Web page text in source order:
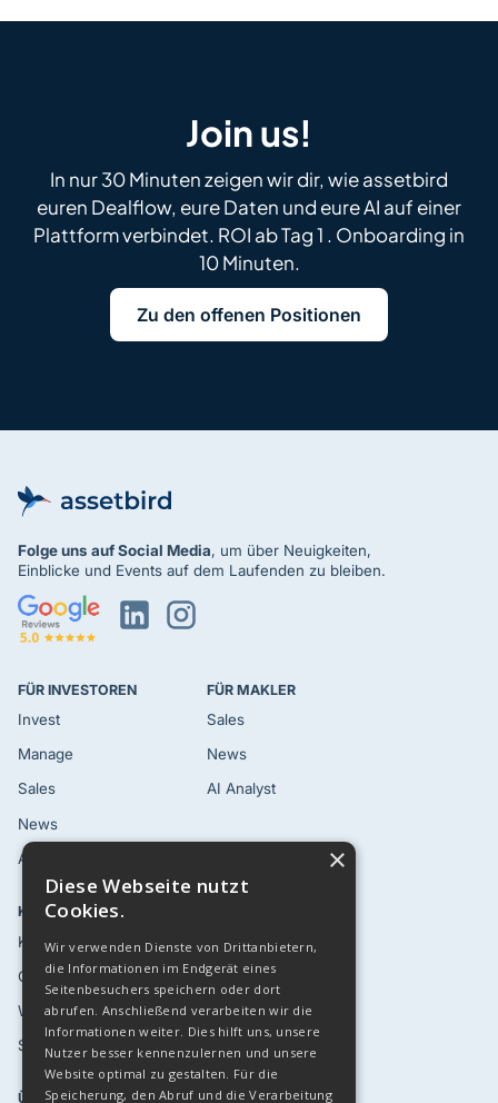
Join us!
In nur 30 Minuten zeigen wir dir, wie assetbird
euren Dealflow, eure Daten und eure AI auf einer
Plattform verbindet. ROI ab Tag 1 . Onboarding in
10 Minuten.
Zu den offenen Positionen
Folge uns auf Social Media, um über Neuigkeiten,
Einblicke und Events auf dem Laufenden zu bleiben.
FÜR INVESTOREN
Invest
Manage
Sales
News
AI Analyst
FÜR MAKLER
Sales
News
AI Analyst
KUNDEN
Kundenstimmen
Case Studies
Webinare
Sicherheit
Blog
Eventkalender '26
Top 30 LinkedIn
ÜBER UNS ANDERE
×
Diese Webseite nutzt
Cookies.
Wir verwenden Dienste von Drittanbietern,
die Informationen im Endgerät eines
Seitenbesuchers speichern oder dort
abrufen. Anschließend verarbeiten wir die
Informationen weiter. Dies hilft uns, unsere
Nutzer besser kennenzulernen und unsere
Website optimal zu gestalten. Für die
Speicherung, den Abruf und die Verarbeitung